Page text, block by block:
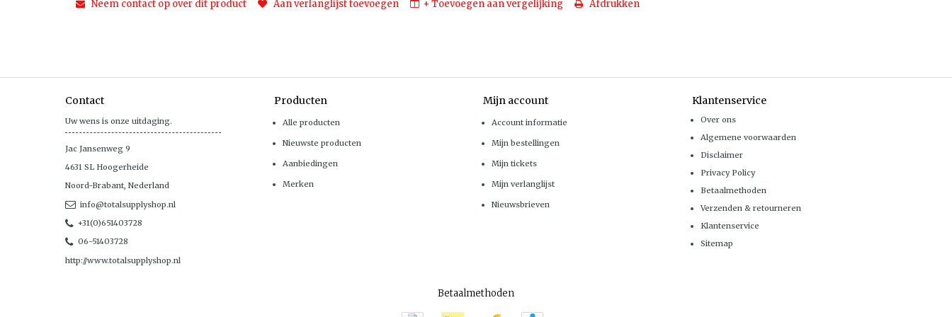
Neem contact op over dit product Aan verlanglijst toevoegen + Toevoegen aan vergelijking Afdrukken
Contact
Uw wens is onze uitdaging.
Jac Jansenweg 9
4631 SL Hoogerheide
Noord-Brabant, Nederland
info@totalsupplyshop.nl
+31(0)651403728
06-51403728
http://www.totalsupplyshop.nl
Producten
Alle producten
Nieuwste producten
Aanbiedingen
Merken
Mijn account
Account informatie
Mijn bestellingen
Mijn tickets
Mijn verlanglijst
Nieuwsbrieven
Klantenservice
Over ons
Algemene voorwaarden
Disclaimer
Privacy Policy
Betaalmethoden
Verzenden & retourneren
Klantenservice
Sitemap
Betaalmethoden